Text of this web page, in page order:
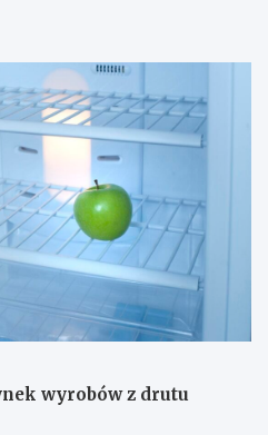
wyrobów z drutu